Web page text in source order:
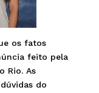
os fatos
feito pela
Rio. As
do